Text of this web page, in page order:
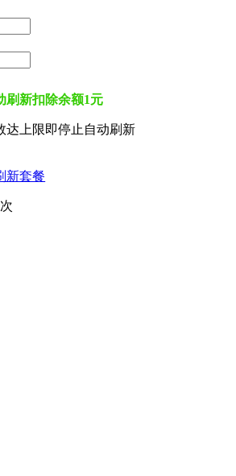
刷新扣除余额1元
达上限即停止自动刷新
新套餐
次